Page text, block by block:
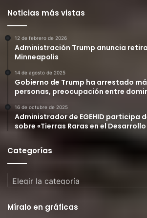
Noticias más vistas
12 de febrero de 2026
Administración Trump anuncia
Minneapolis
14 de agosto de 2025
Gobierno de Trump ha arrestado
personas, preocupación entre
16 de octubre de 2025
Administrador de EGEHID participa
sobre «Tierras Raras en el
Categorías
Categorías
Míralo en gráficas